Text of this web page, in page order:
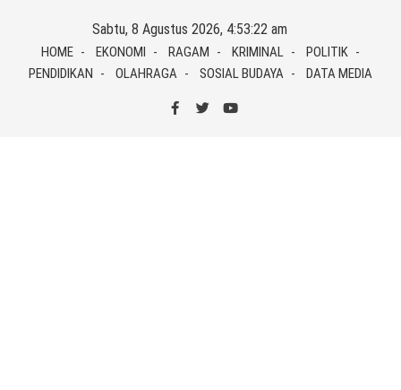
content
Sabtu, 8 Agustus 2026, 4:53:22 am
HOME EKONOMI RAGAM KRIMINAL
POLITIK
PENDIDIKAN
OLAHRAGA SOSIAL BUDAYA DATA MEDIA